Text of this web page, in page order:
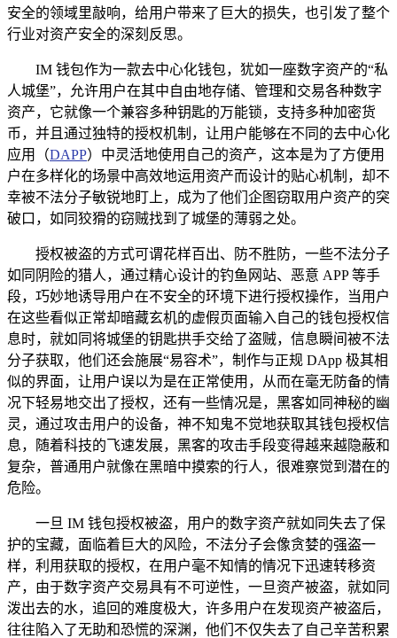
安全的领域里敲响，给用户带来了巨大的损失，也引发了整个
行业对资产安全的深刻反思。
IM 钱包作为一款去中心化钱包，犹如一座数字资产的“私
人城堡”，允许用户在其中自由地存储、管理和交易各种数字
资产，它就像一个兼容多种钥匙的万能锁，支持多种加密货
币，并且通过独特的授权机制，让用户能够在不同的去中心化
应用（DAPP）中灵活地使用自己的资产，这本是为了方便用
户在多样化的场景中高效地运用资产而设计的贴心机制，却不
幸被不法分子敏锐地盯上，成为了他们企图窃取用户资产的突
破口，如同狡猾的窃贼找到了城堡的薄弱之处。
授权被盗的方式可谓花样百出、防不胜防，一些不法分子
如同阴险的猎人，通过精心设计的钓鱼网站、恶意 APP 等手
段，巧妙地诱导用户在不安全的环境下进行授权操作，当用户
在这些看似正常却暗藏玄机的虚假页面输入自己的钱包授权信
息时，就如同将城堡的钥匙拱手交给了盗贼，信息瞬间被不法
分子获取，他们还会施展“易容术”，制作与正规 DApp 极其相
似的界面，让用户误以为是在正常使用，从而在毫无防备的情
况下轻易地交出了授权，还有一些情况是，黑客如同神秘的幽
灵，通过攻击用户的设备，神不知鬼不觉地获取其钱包授权信
息，随着科技的飞速发展，黑客的攻击手段变得越来越隐蔽和
复杂，普通用户就像在黑暗中摸索的行人，很难察觉到潜在的
危险。
一旦 IM 钱包授权被盗，用户的数字资产就如同失去了保
护的宝藏，面临着巨大的风险，不法分子会像贪婪的强盗一
样，利用获取的授权，在用户毫不知情的情况下迅速转移资
产，由于数字资产交易具有不可逆性，一旦资产被盗，就如同
泼出去的水，追回的难度极大，许多用户在发现资产被盗后，
往往陷入了无助和恐慌的深渊，他们不仅失去了自己辛苦积累